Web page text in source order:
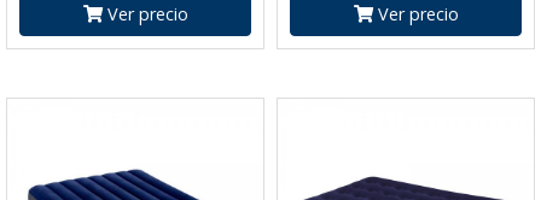
Ver precio Ver precio